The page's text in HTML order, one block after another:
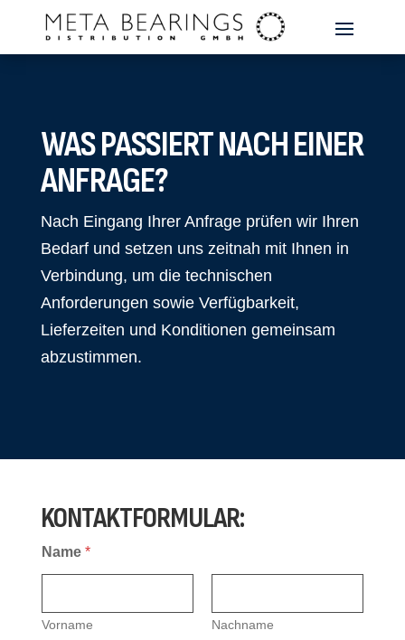
WAS PASSIERT NACH EINER
ANFRAGE?
Nach Eingang Ihrer Anfrage prüfen wir Ihren
Bedarf und setzen uns zeitnah mit Ihnen in
Verbindung, um die technischen
Anforderungen sowie Verfügbarkeit,
Lieferzeiten und Konditionen gemeinsam
abzustimmen.
KONTAKTFORMULAR:
Name *
Vorname Nachname